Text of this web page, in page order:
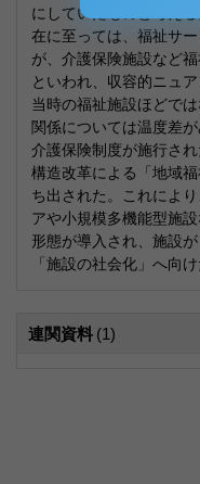
にしていたものと考え
在に至っては、福祉サ
が、介護保険施設など
といわれ、収容的ニュ
当時の福祉施設ほどで
関係については温度差が
介護保険制度が施行さ
構造改革による「地域
ち出された。これによ
アや小規模多機能型施
形態が導入され、施設
「施設の社会化」へ向
連関資料 (1)